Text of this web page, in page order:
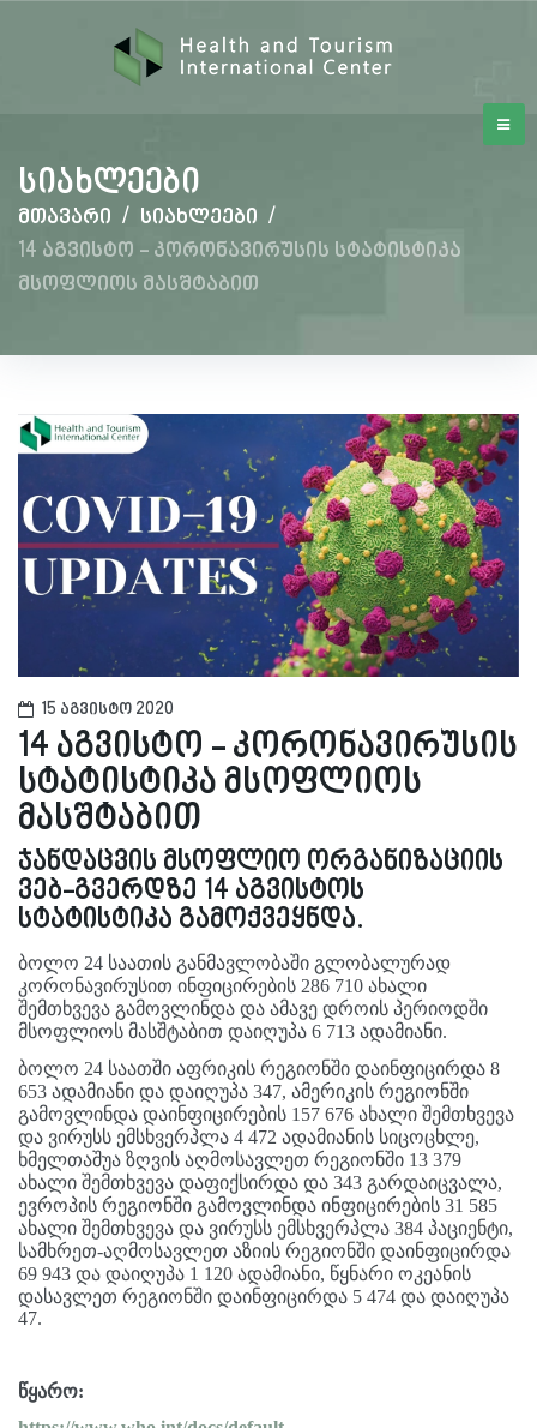
სიახლეები
მთავარი / სიახლეები /
14 აგვისტო - კორონავირუსის სტატისტიკა
მსოფლიოს მასშტაბით
15 აგვისტო 2020
14 აგვისტო - კორონავირუსის
სტატისტიკა მსოფლიოს
მასშტაბით
ჯანდაცვის მსოფლიო ორგანიზაციის
ვებ-გვერდზე 14 აგვისტოს
სტატისტიკა გამოქვეყნდა.
ბოლო 24 საათის განმავლობაში გლობალურად
კორონავირუსით ინფიცირების 286 710 ახალი
შემთხვევა გამოვლინდა და ამავე დროის პერიოდში
მსოფლიოს მასშტაბით დაიღუპა 6 713 ადამიანი.
ბოლო 24 საათში აფრიკის რეგიონში დაინფიცირდა 8
653 ადამიანი და დაიღუპა 347, ამერიკის რეგიონში
გამოვლინდა დაინფიცირების 157 676 ახალი შემთხვევა
და ვირუსს ემსხვერპლა 4 472 ადამიანის სიცოცხლე,
ხმელთაშუა ზღვის აღმოსავლეთ რეგიონში 13 379
ახალი შემთხვევა დაფიქსირდა და 343 გარდაიცვალა,
ევროპის რეგიონში გამოვლინდა ინფიცირების 31 585
ახალი შემთხვევა და ვირუსს ემსხვერპლა 384 პაციენტი,
სამხრეთ-აღმოსავლეთ აზიის რეგიონში დაინფიცირდა
69 943 და დაიღუპა 1 120 ადამიანი, წყნარი ოკეანის
დასავლეთ რეგიონში დაინფიცირდა 5 474 და დაიღუპა
47.
წყარო: